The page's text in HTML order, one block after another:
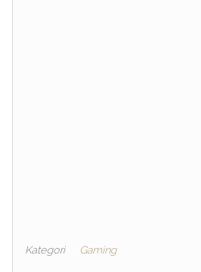
Kategori Gaming